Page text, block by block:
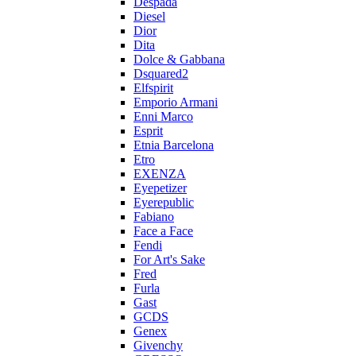
Diesel
Dior
Dita
Dolce & Gabbana
Dsquared2
Elfspirit
Emporio Armani
Enni Marco
Esprit
Etnia Barcelona
Etro
EXENZA
Eyepetizer
Eyerepublic
Fabiano
Face a Face
Fendi
For Art's Sake
Fred
Furla
Gast
GCDS
Genex
Givenchy